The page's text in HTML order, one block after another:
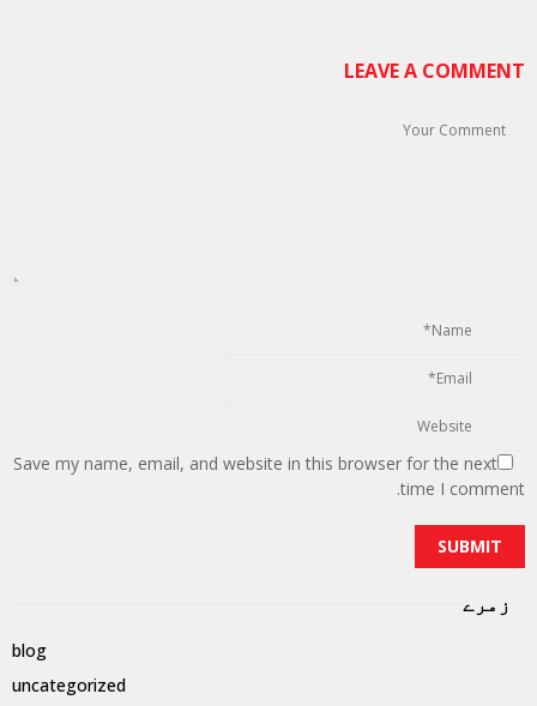
LEAVE A COMMENT
Save my name, email, and website in this browser for the next
time I comment.
زمرے
blog
uncategorized